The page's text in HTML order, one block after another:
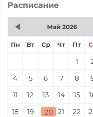
Расписание
Май 2026
Пн Вт Ср Чт Пт
1
4
5 6 7 8
11
12 13 14 15
18
19 20
20 21 22